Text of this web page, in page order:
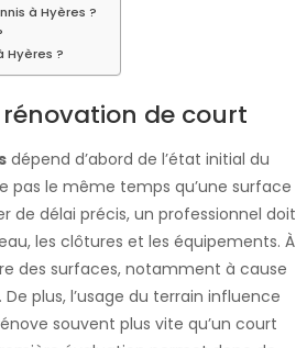
à Hyères ?
Hyères ?
de court
dépend d’abord de l’état initial du
pas le même temps qu’une surface
de délai précis, un professionnel doit
les clôtures et les équipements. À
des surfaces, notamment à cause
plus, l’usage du terrain influence
souvent plus vite qu’un court